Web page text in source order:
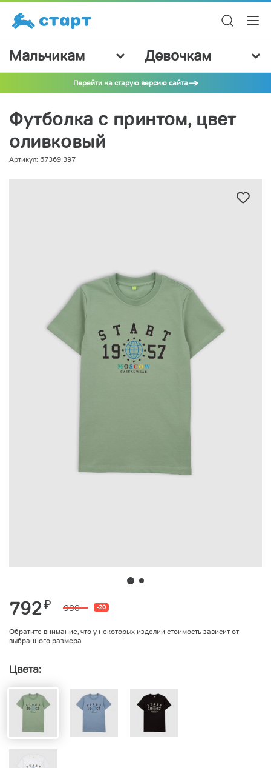
Мальчикам Девочкам
Перейти на старую версию сайта
Футболка с принтом, цвет
оливковый
Артикул: 67369 397
792₽ 990 -20
Обратите внимание, что у некоторых изделий стоимость зависит от
выбранного размера
Цвета: